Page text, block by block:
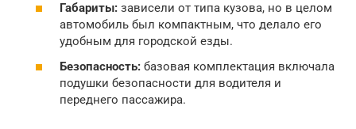
Габариты: зависели от типа кузова, но в целом
автомобиль был компактным, что делало его
удобным для городской езды.
Безопасность: базовая комплектация включала
подушки безопасности для водителя и
переднего пассажира.